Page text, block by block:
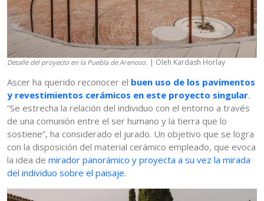
Detalle del proyecto en la Puebla de Arenoso. | Oleh Kardash Horlay
Ascer ha querido reconocer el buen uso de los pavimentos
y revestimientos cerámicos en este proyecto singular.
“Se estrecha la relación del individuo con el entorno a través
de una comunión entre el ser humano y la tierra que lo
sostiene”, ha considerado el jurado. Un objetivo que se logra
con la disposición del material cerámico empleado, que evoca
la idea de mirador panorámico y proyecta a su vez la mirada
del individuo sobre el paisaje.